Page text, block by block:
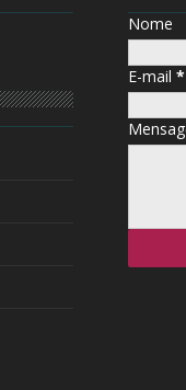
Nome
E-mail *